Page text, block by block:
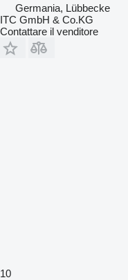
Germania, Lübbecke
ITC GmbH & Co.KG
Contattare il venditore
10